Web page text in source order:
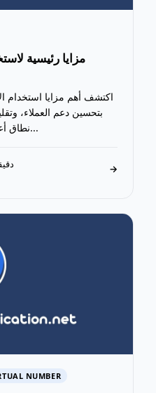
اكتشف أهم مزايا استخدام
بتحسين دعم العملاء،
نطاق أعمالك على مستوى العالم بسه...
6 →
NUMBER